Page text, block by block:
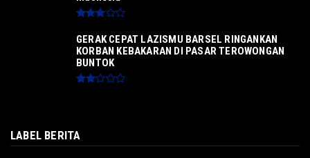
GERAK CEPAT LAZISMU BARSEL RINGANKAN
KORBAN KEBAKARAN DI PASAR TEROWONGAN
BUNTOK
LABEL BERITA